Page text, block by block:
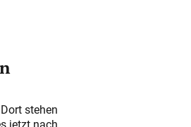
stehen